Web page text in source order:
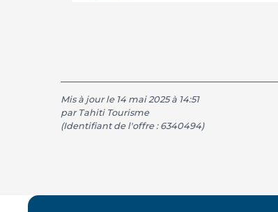
Mis à jour le 14 mai 2025 à 14:51
par Tahiti Tourisme
(Identifiant de l'offre : 6340494)